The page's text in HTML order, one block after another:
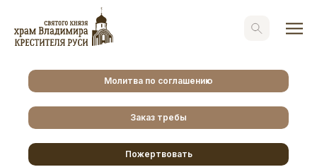
Молитва по соглашению
Заказ требы
Пожертвовать